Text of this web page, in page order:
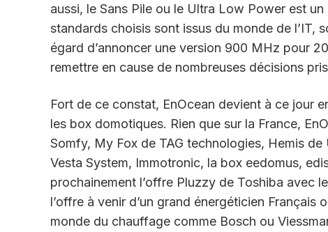
aussi, le Sans Pile ou le Ultra Low Power est
standards choisis sont issus du monde de
égard d’annoncer une version 900 MHz pour
remettre en cause de nombreuses décisions
Fort de ce constat, EnOcean devient à ce jour
les box domotiques. Rien que sur la France,
Somfy, My Fox de TAG technologies, Hemis
Vesta System, Immotronic, la box eedomus,
prochainement l’offre Pluzzy de Toshiba avec
l’offre à venir d’un grand énergéticien
monde du chauffage comme Bosch ou